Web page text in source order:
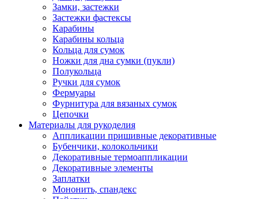
Замки, застежки
Застежки фастексы
Карабины
Карабины кольца
Кольца для сумок
Ножки для дна сумки (пукли)
Полукольца
Ручки для сумок
Фермуары
Фурнитура для вязаных сумок
Цепочки
Материалы для рукоделия
Аппликации пришивные декоративные
Бубенчики, колокольчики
Декоративные термоаппликации
Декоративные элементы
Заплатки
Мононить, спандекс